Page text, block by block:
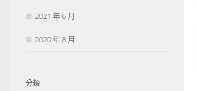
2021 年 6 月
2020 年 8 月
分類